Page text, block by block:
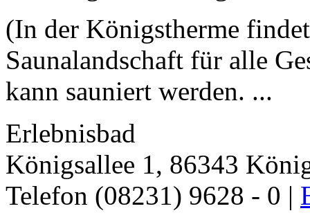
(In der Königstherme
Saunalandschaft für alle
kann sauniert werden. ...
Erlebnisbad
Königsallee 1, 86343
Telefon (08231) 9628 - 0 |